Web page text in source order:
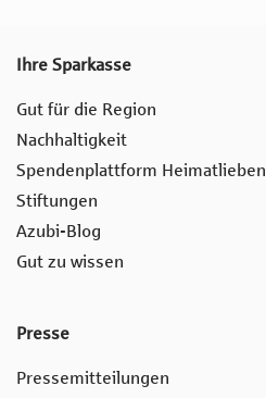
Ihre Sparkasse
Gut für die Region
Nachhaltigkeit
Spendenplattform Heimatlieben
Stiftungen
Azubi-Blog
Gut zu wissen
Presse
Pressemitteilungen